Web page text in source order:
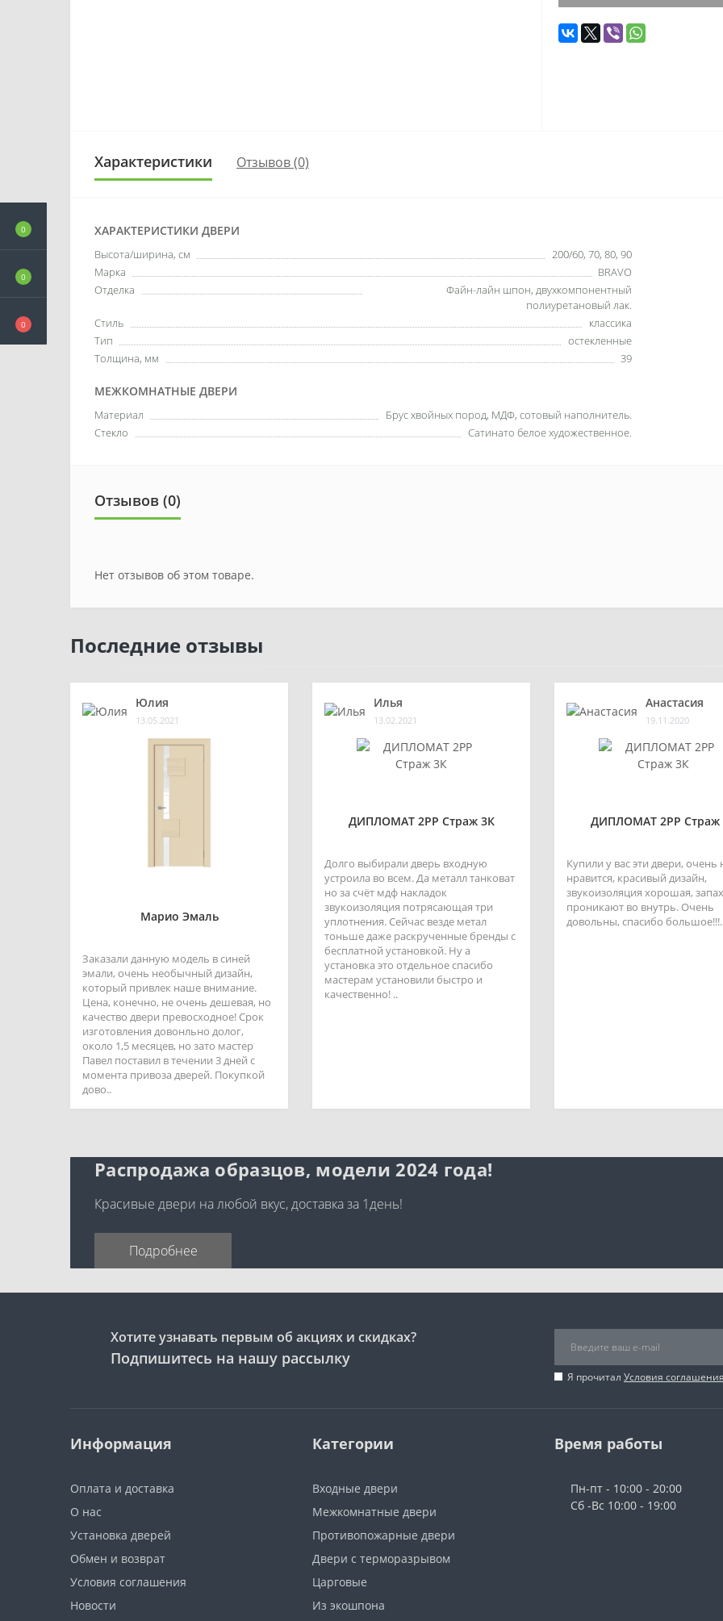
0
0
0
Характеристики Отзывов (0)
ХАРАКТЕРИСТИКИ ДВЕРИ
Высота/ширина, см
200/60, 70, 80, 90
Марка
BRAVO
Отделка
Файн-лайн шпон, двухкомпонентный
полиуретановый лак.
Стиль
классика
Тип
остекленные
Толщина, мм
39
МЕЖКОМНАТНЫЕ ДВЕРИ
Материал
Брус хвойных пород, МДФ, сотовый наполнитель.
Стекло
Сатинато белое художественное.
Отзывов (0)
Нет отзывов об этом товаре.
Последние отзывы
Юлия
13.05.2021
Марио Эмаль
Заказали данную модель в синей
эмали, очень необычный дизайн,
который привлек наше внимание.
Цена, конечно, не очень дешевая, но
качество двери превосходное! Срок
изготовления довонльно долог,
около 1,5 месяцев, но зато мастер
Павел поставил в течении 3 дней с
момента привоза дверей. Покупкой
дово..
Илья
13.02.2021
ДИПЛОМАТ 2РР Страж 3К
Долго выбирали дверь входную
устроила во всем. Да металл танковат
но за счёт мдф накладок
звукоизоляция потрясающая три
уплотнения. Сейчас везде метал
тоньше даже раскрученные бренды с
бесплатной установкой. Ну а
установка это отдельное спасибо
мастерам установили быстро и
качественно! ..
Анастасия
19.11.2020
ДИПЛОМАТ 2РР Страж
Купили у вас эти двери, очень
нравится, красивый дизайн,
звукоизоляция хорошая,
проникают во внутрь. Очень
довольны, спасибо
Распродажа образцов, модели 2024 года!
Красивые двери на любой вкус, доставка за 1день!
Подробнее
Хотите узнавать первым об акциях и скидках?
Подпишитесь на нашу рассылку
Я прочитал Условия соглашения
Информация
Оплата и доставка
О нас
Установка дверей
Обмен и возврат
Условия соглашения
Новости
Категории
Входные двери
Межкомнатные двери
Противопожарные двери
Двери с терморазрывом
Царговые
Из экошпона
Время работы
Пн-пт - 10:00 - 20:00
Сб -Вс 10:00 - 19:00